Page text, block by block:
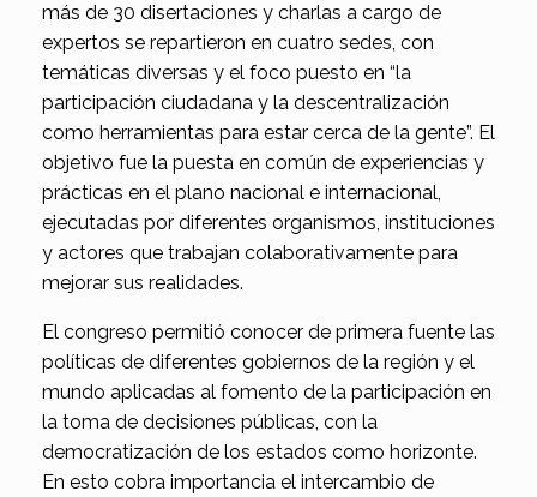
más de 30 disertaciones y charlas a cargo de
expertos se repartieron en cuatro sedes, con
temáticas diversas y el foco puesto en “la
participación ciudadana y la descentralización
como herramientas para estar cerca de la gente”. El
objetivo fue la puesta en común de experiencias y
prácticas en el plano nacional e internacional,
ejecutadas por diferentes organismos, instituciones
y actores que trabajan colaborativamente para
mejorar sus realidades.
El congreso permitió conocer de primera fuente las
políticas de diferentes gobiernos de la región y el
mundo aplicadas al fomento de la participación en
la toma de decisiones públicas, con la
democratización de los estados como horizonte.
En esto cobra importancia el intercambio de